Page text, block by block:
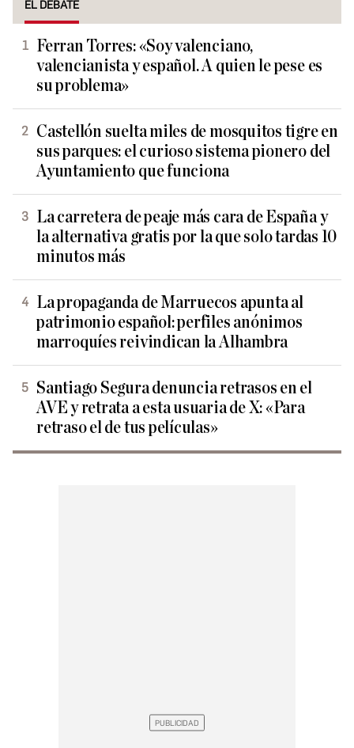
EL DEBATE
Ferran Torres: «Soy valenciano,
valencianista y español. A quien le pese es
su problema»
Castellón suelta miles de mosquitos tigre en
sus parques: el curioso sistema pionero del
Ayuntamiento que funciona
La carretera de peaje más cara de España y
la alternativa gratis por la que solo tardas 10
minutos más
La propaganda de Marruecos apunta al
patrimonio español: perfiles anónimos
marroquíes reivindican la Alhambra
Santiago Segura denuncia retrasos en el
AVE y retrata a esta usuaria de X: «Para
retraso el de tus películas»